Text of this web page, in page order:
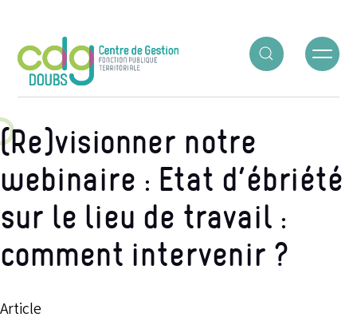
(Re)visionner notre
webinaire : Etat d’ébriété
sur le lieu de travail :
comment intervenir ?
Article